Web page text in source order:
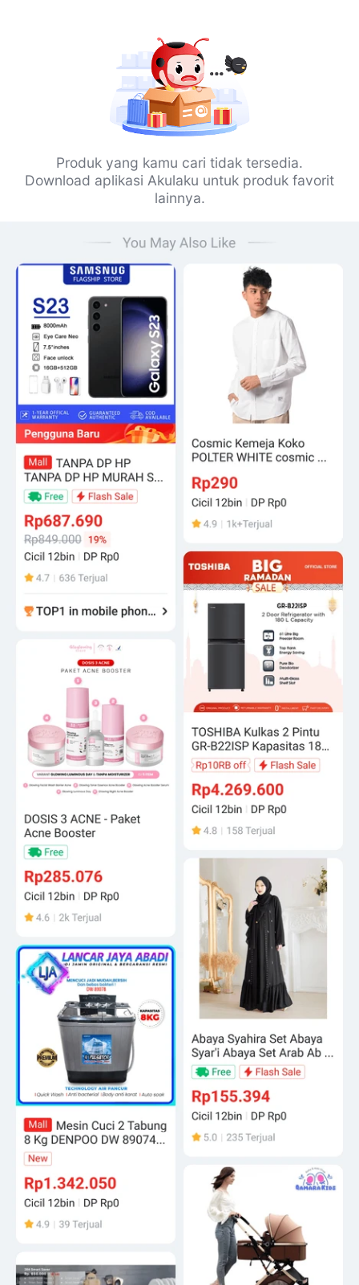
Produk yang kamu cari tidak tersedia.
Download aplikasi Akulaku untuk produk favorit
lainnya.